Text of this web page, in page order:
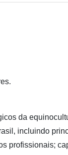
da
incluindo
profissionais;